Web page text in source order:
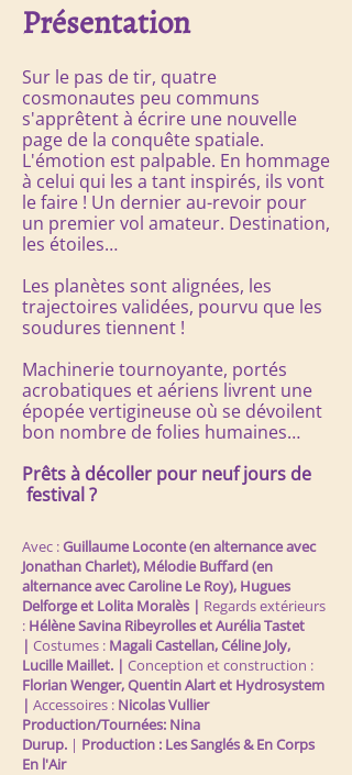
Présentation
Sur le pas de tir, quatre
cosmonautes peu communs
s'apprêtent à écrire une nouvelle
page de la conquête spatiale.
L'émotion est palpable. En hommage
à celui qui les a tant inspirés, ils vont
le faire ! Un dernier au-revoir pour
un premier vol amateur. Destination,
les étoiles…
Les planètes sont alignées, les
trajectoires validées, pourvu que les
soudures tiennent !
Machinerie tournoyante, portés
acrobatiques et aériens livrent une
épopée vertigineuse où se dévoilent
bon nombre de folies humaines…
Prêts à décoller pour neuf jours de
festival ?
Avec :Guillaume Loconte (en alternance avec
Jonathan Charlet), Mélodie Buffard (en
alternance avec Caroline Le Roy), Hugues
Delforge et Lolita Moralès | Regards extérieurs
: Hélène Savina Ribeyrolles et Aurélia Tastet
| Costumes : Magali Castellan, Céline Joly,
Lucille Maillet. | Conception et construction :
Florian Wenger, Quentin Alart et Hydrosystem
| Accessoires : Nicolas Vullier
Production/Tournées: Nina
Durup. | Production : Les Sanglés & En Corps
En l'Air